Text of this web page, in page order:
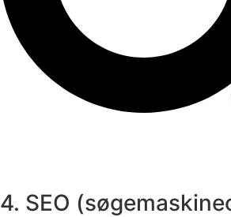
4. SEO